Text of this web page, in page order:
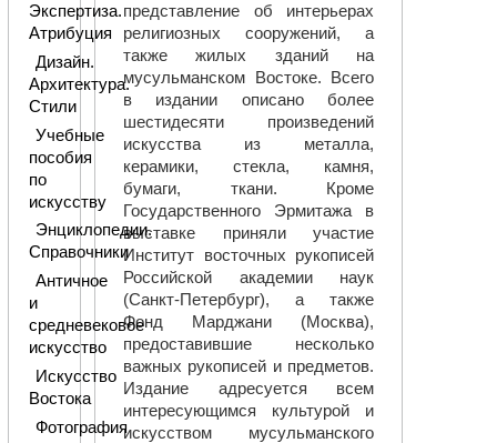
представление об интерьерах
религиозных сооружений, а
также жилых зданий на
мусульманском Востоке. Всего
в издании описано более
шестидесяти произведений
искусства из металла,
керамики, стекла, камня,
бумаги, ткани. Кроме
Государственного Эрмитажа в
выставке приняли участие
Институт восточных рукописей
Российской академии наук
(Санкт-Петербург), а также
Фонд Марджани (Москва),
предоставившие несколько
важных рукописей и предметов.
Издание адресуется всем
интересующимся культурой и
искусством мусульманского
Экспертиза.
Атрибуция
Дизайн.
Архитектура.
Стили
Учебные
пособия
по
искусству
Энциклопедии.
Справочники
Античное
и
средневековое
искусство
Искусство
Востока
Фотография